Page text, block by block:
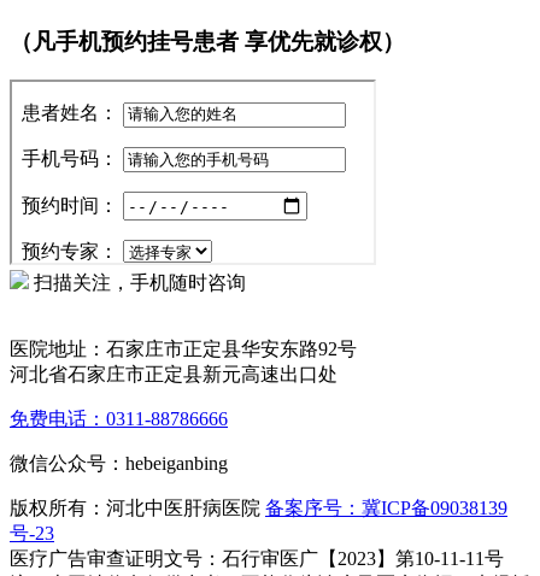
（凡手机预约挂号患者 享优先就诊权）
扫描关注，手机随时咨询
医院地址：石家庄市正定县华安东路92号
河北省石家庄市正定县新元高速出口处
免费电话：0311-88786666
微信公众号：hebeiganbing
版权所有：河北中医肝病医院 备案序号：冀ICP备09038139
号-23
医疗广告审查证明文号：石行审医广【2023】第10-11-11号